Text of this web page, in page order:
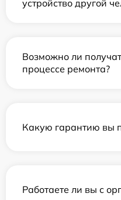
устройство другой
Возможно ли
процессе ремонта?
Какую гарантию вы
Работаете ли вы с